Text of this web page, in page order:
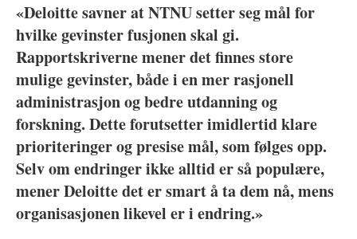
«Deloitte savner at NTNU setter seg mål for
hvilke gevinster fusjonen skal gi.
Rapportskriverne mener det finnes store
mulige gevinster, både i en mer rasjonell
administrasjon og bedre utdanning og
forskning. Dette forutsetter imidlertid klare
prioriteringer og presise mål, som følges opp.
Selv om endringer ikke alltid er så populære,
mener Deloitte det er smart å ta dem nå, mens
organisasjonen likevel er i endring.»